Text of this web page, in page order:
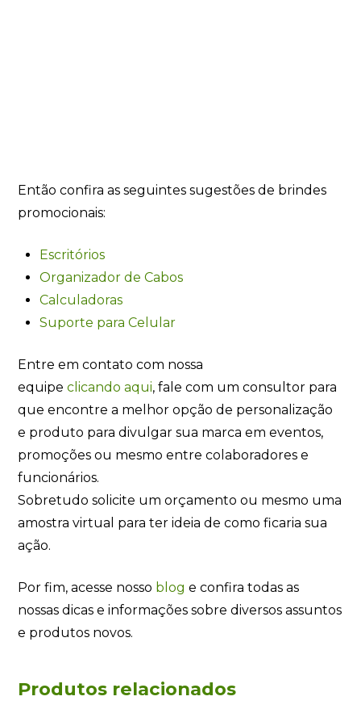
Então confira as seguintes sugestões de brindes
promocionais:
Escritórios
Organizador de Cabos
Calculadoras
Suporte para Celular
Entre em contato com nossa
equipeclicando aqui, fale com um consultor para
que encontre a melhor opção de personalização
e produto para divulgar sua marca em eventos,
promoções ou mesmo entre colaboradores e
funcionários.
Sobretudo solicite um orçamento ou mesmo uma
amostra virtual para ter ideia de como ficaria sua
ação.
Por fim, acesse nosso blog e confira todas as
nossas dicas e informações sobre diversos assuntos
e produtos novos.
Produtos relacionados